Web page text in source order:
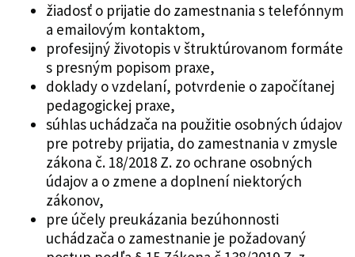
žiadosť o prijatie do zamestnania s telefónnym
a emailovým kontaktom,
profesijný životopis v štruktúrovanom formáte
s presným popisom praxe,
doklady o vzdelaní, potvrdenie o započítanej
pedagogickej praxe,
súhlas uchádzača na použitie osobných údajov
pre potreby prijatia, do zamestnania v zmysle
zákona č. 18/2018 Z. zo ochrane osobných
údajov a o zmene a doplnení niektorých
zákonov,
pre účely preukázania bezúhonnosti
uchádzača o zamestnanie je požadovaný